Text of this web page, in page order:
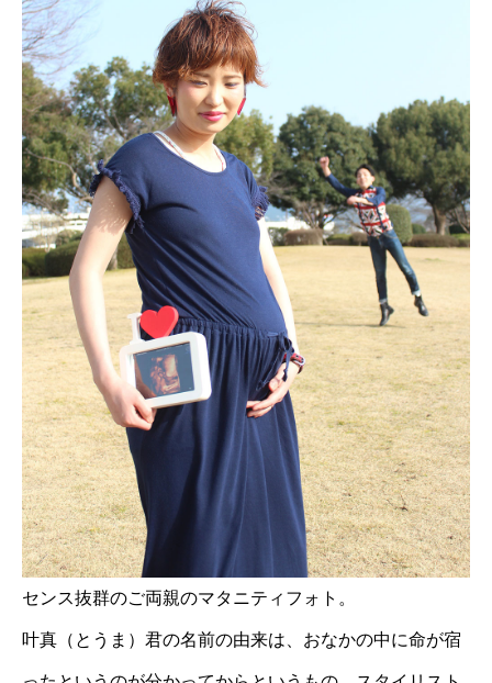
センス抜群のご両親のマタニティフォト。
叶真（とうま）君の名前の由来は、おなかの中に命が宿